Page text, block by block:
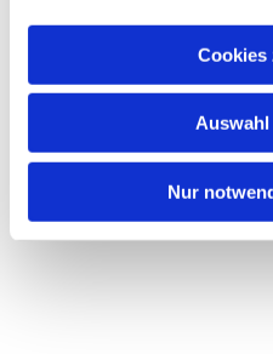
Cookies
Auswahl
Nur
Kirchengemeinde Pfarrei
Hl. Theresa von Avila Berlin
Nordost
Leitender Pfarrer - Norbert
Pomplun
13086 Berlin